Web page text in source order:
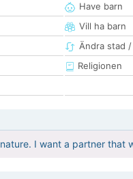
Have barn
Vill ha barn
Ändra stad
Religionen
I want a partner that